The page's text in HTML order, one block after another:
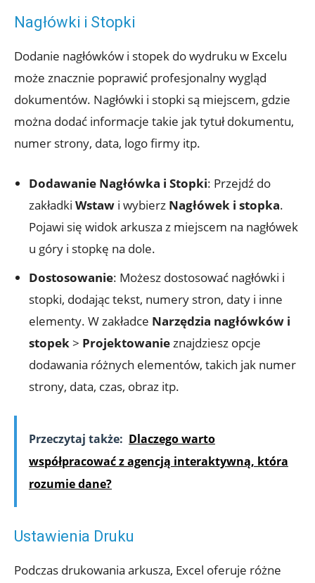
Nagłówki i Stopki
Dodanie nagłówków i stopek do wydruku w Excelu
może znacznie poprawić profesjonalny wygląd
dokumentów. Nagłówki i stopki są miejscem, gdzie
można dodać informacje takie jak tytuł dokumentu,
numer strony, data, logo firmy itp.
Dodawanie Nagłówka i Stopki: Przejdź do
zakładki Wstaw i wybierz Nagłówek i stopka.
Pojawi się widok arkusza z miejscem na nagłówek
u góry i stopkę na dole.
Dostosowanie: Możesz dostosować nagłówki i
stopki, dodając tekst, numery stron, daty i inne
elementy. W zakładce Narzędzia nagłówków i
stopek> Projektowanieznajdziesz opcje
dodawania różnych elementów, takich jak numer
strony, data, czas, obraz itp.
Przeczytaj także: Dlaczego warto
współpracować z agencją interaktywną, która
rozumie dane?
Ustawienia Druku
Podczas drukowania arkusza, Excel oferuje różne